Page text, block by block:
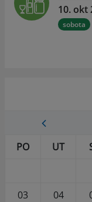
10. okt
sobota
PO
UT
03
04